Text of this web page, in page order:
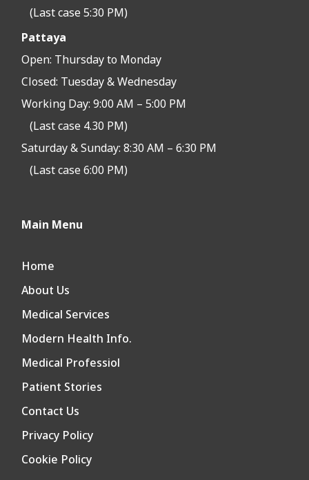
(Last case 5:30 PM)
Pattaya
Open: Thursday to Monday
Closed: Tuesday & Wednesday
Working Day: 9:00 AM – 5:00 PM
(Last case 4.30 PM)
Saturday & Sunday: 8:30 AM – 6:30 PM
(Last case 6:00 PM)
Main Menu
Home
About Us
Medical Services
Modern Health Info.
Medical Professiol
Patient Stories
Contact Us
Privacy Policy
Cookie Policy